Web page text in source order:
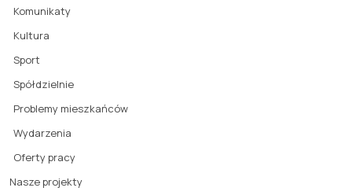
Komunikaty
Kultura
Sport
Spółdzielnie
Problemy mieszkańców
Wydarzenia
Oferty pracy
Nasze projekty